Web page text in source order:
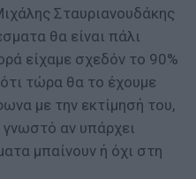
Σταυριανουδάκης
θα είναι πάλι
είχαμε σχεδόν το 90%
τώρα θα το έχουμε
με την εκτίμησή του,
γνωστό αν υπάρχει
μπαίνουν ή όχι στη